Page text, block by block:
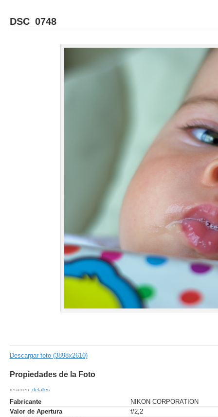
DSC_0748
Descargar foto (3898x2610)
Propiedades de la Foto
resumen detalles
Fabricante
NIKON CORPORATION
Valor de Apertura
f/2,2